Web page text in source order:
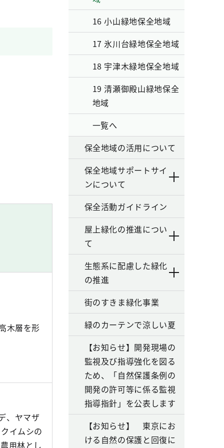
木層を形
、ヤマザ
イムシの
用林とし
16 小山緑地保全地域
17 氷川台緑地保全地域
18 宇津木緑地保全地域
19 清瀬御殿山緑地保全
地域
一覧へ
保全地域の活用について
保全地域サポートサイ
ンについて
保全活動ガイドライン
屋上緑化の推進につい
て
生態系に配慮した緑化
の推進
街のすきま緑化事業
緑のカーテンで涼しい夏
【お知らせ】開発現場の
監視及び指導強化を図る
ため、「自然保護条例の
開発の許可等に係る監視
指導指針」を公表します
【お知らせ】 東京にお
ける自然の保護と回復に